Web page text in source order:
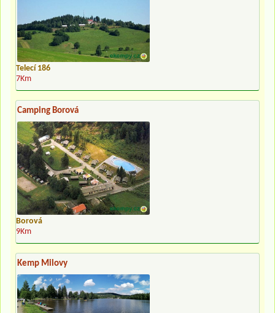
Telecí 186
7Km
Camping Borová
Borová
9Km
Kemp Milovy